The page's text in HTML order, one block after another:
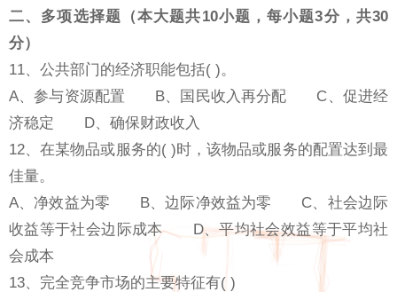
二、多项选择题（本大题共10小题，每小题3分，共30
分）
11、公共部门的经济职能包括( )。
A、参与资源配置 B、国民收入再分配 C、促进经
济稳定 D、确保财政收入
12、在某物品或服务的( )时，该物品或服务的配置达到最
佳量。
A、净效益为零 B、边际净效益为零 C、社会边际
收益等于社会边际成本 D、平均社会效益等于平均社
会成本
13、完全竞争市场的主要特征有( )